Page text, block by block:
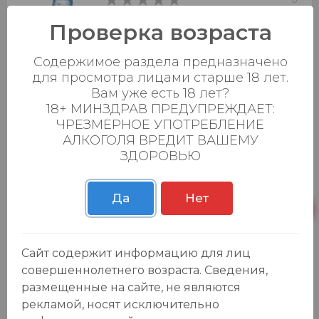
Добавить в корзину
Напиток газ. "Добрый Лимон-Лайм" 1л.
ПЭТ
109.99 ₽ 129.90 ₽
39.99 ₽
0
Добавить в корзину
Проверка возраста
Содержимое раздела предназначено
для просмотра лицами старше 18 лет.
Вам уже есть 18 лет?
18+ МИНЗДРАВ ПРЕДУПРЕЖДАЕТ:
ЧРЕЗМЕРНОЕ УПОТРЕБЛЕНИЕ
АЛКОГОЛЯ ВРЕДИТ ВАШЕМУ
ЗДОРОВЬЮ
Да Нет
Сайт содержит информацию для лиц
совершеннолетнего возраста. Сведения,
размещенные на сайте, не являются
рекламой, носят исключительно